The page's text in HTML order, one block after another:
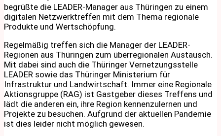
begrüßte die LEADER-Manager aus Thüringen zu einem
digitalen Netzwerktreffen mit dem Thema regionale
Produkte und Wertschöpfung.
Regelmäßig treffen sich die Manager der LEADER-
Regionen aus Thüringen zum überregionalen Austausch.
Mit dabei sind auch die Thüringer Vernetzungsstelle
LEADER sowie das Thüringer Ministerium für
Infrastruktur und Landwirtschaft. Immer eine Regionale
Aktionsgruppe (RAG) ist Gastgeber dieses Treffens und
lädt die anderen ein, ihre Region kennenzulernen und
Projekte zu besuchen. Aufgrund der aktuellen Pandemie
ist dies leider nicht möglich gewesen.